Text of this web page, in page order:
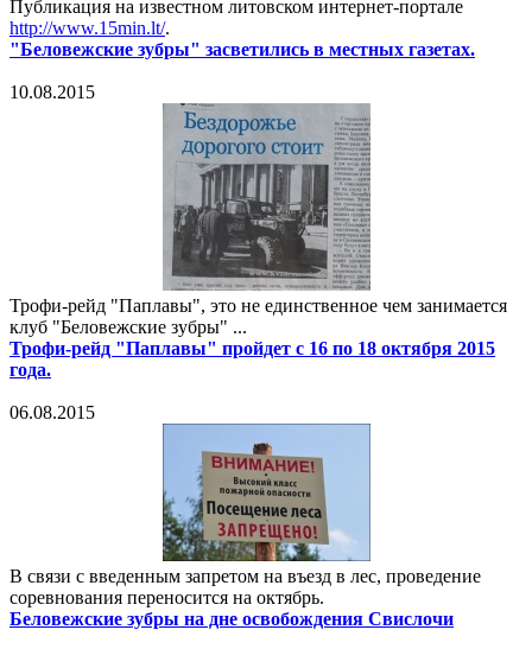
Публикация на известном литовском интернет-портале
http://www.15min.lt/.
"Беловежские зубры" засветились в местных газетах.
10.08.2015
Трофи-рейд "Паплавы", это не единственное чем занимается
клуб "Беловежские зубры" ...
Трофи-рейд "Паплавы" пройдет с 16 по 18 октября 2015
года.
06.08.2015
В связи с введенным запретом на въезд в лес, проведение
соревнования переносится на октябрь.
Беловежские зубры на дне освобождения Свислочи